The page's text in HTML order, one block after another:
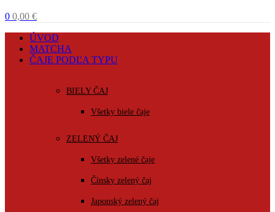
0 0,00 €
ÚVOD
MATCHA
ČAJE PODĽA TYPU
BIELY ČAJ
Všetky biele čaje
ZELENÝ ČAJ
Všetky zelené čaje
Čínsky zelený čaj
Japonský zelený čaj